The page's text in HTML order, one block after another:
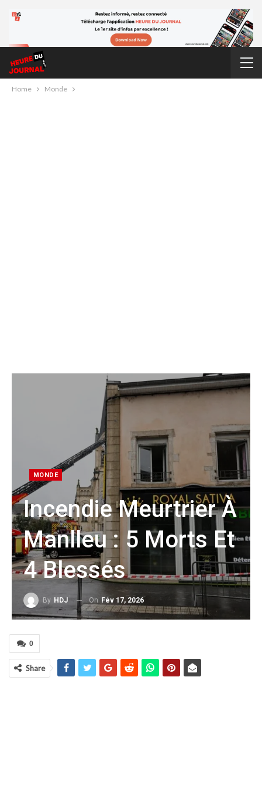
Home Monde
MONDE
Incendie Meurtrier À
Manlleu : 5 Morts Et
4 Blessés
By HDJ On Fév 17, 2026
0
Share